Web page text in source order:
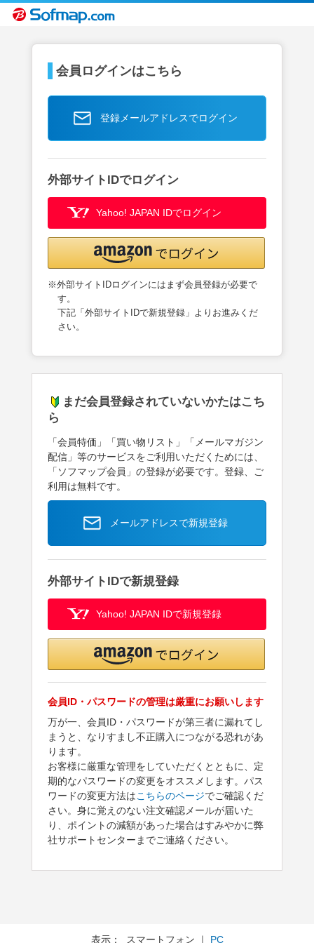
会員ログインはこちら
登録メールアドレスでログイン
外部サイトIDでログイン
Yahoo! JAPAN IDでログイン
※外部サイトIDログインにはまず会員登録が必要で
す。
下記「外部サイトIDで新規登録」よりお進みくだ
さい。
まだ会員登録されていないかたはこち
ら
「会員特価」「買い物リスト」「メールマガジン
配信」等のサービスをご利用いただくためには、
「ソフマップ会員」の登録が必要です。登録、ご
利用は無料です。
メールアドレスで新規登録
外部サイトIDで新規登録
Yahoo! JAPAN IDで新規登録
会員ID・パスワードの管理は厳重にお願いします
万が一、会員ID・パスワードが第三者に漏れてし
まうと、なりすまし不正購入につながる恐れがあ
ります。
お客様に厳重な管理をしていただくとともに、定
期的なパスワードの変更をオススメします。パス
ワードの変更方法はこちらのページでご確認くだ
さい。身に覚えのない注文確認メールが届いた
り、ポイントの減額があった場合はすみやかに弊
社サポートセンターまでご連絡ください。
表示： スマートフォン ｜ PC